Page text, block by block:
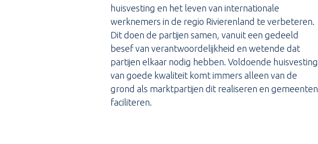
huisvesting en het leven van internationale
werknemers in de regio Rivierenland te verbeteren.
Dit doen de partijen samen, vanuit een gedeeld
besef van verantwoordelijkheid en wetende dat
partijen elkaar nodig hebben. Voldoende huisvesting
van goede kwaliteit komt immers alleen van de
grond als marktpartijen dit realiseren en gemeenten
faciliteren.